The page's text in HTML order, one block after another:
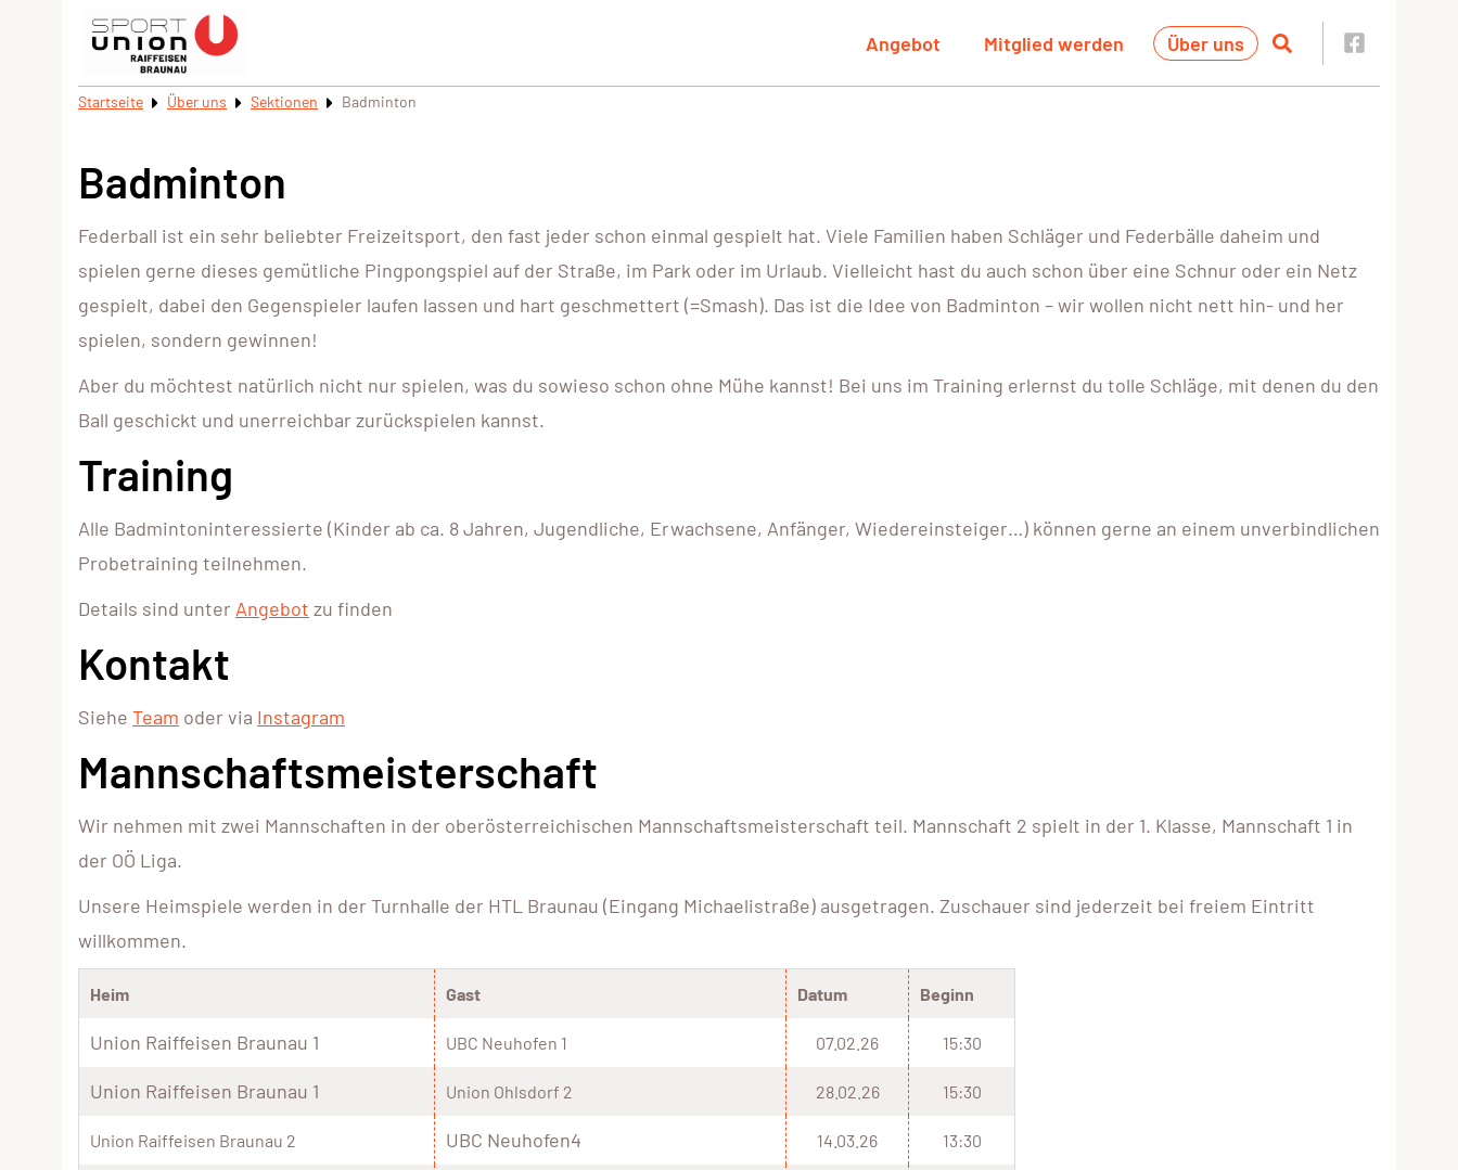
Angebot Mitglied werden Über uns
Startseite Über uns Sektionen Badminton
Badminton
Federball ist ein sehr beliebter Freizeitsport, den fast jeder schon einmal gespielt hat. Viele Familien haben Schläger und Federbälle daheim und
spielen gerne dieses gemütliche Pingpongspiel auf der Straße, im Park oder im Urlaub. Vielleicht hast du auch schon über eine Schnur oder ein Netz
gespielt, dabei den Gegenspieler laufen lassen und hart geschmettert (=Smash). Das ist die Idee von Badminton – wir wollen nicht nett hin- und her
spielen, sondern gewinnen!
Aber du möchtest natürlich nicht nur spielen, was du sowieso schon ohne Mühe kannst! Bei uns im Training erlernst du tolle Schläge, mit denen du den
Ball geschickt und unerreichbar zurückspielen kannst.
Training
Alle Badmintoninteressierte (Kinder ab ca. 8 Jahren, Jugendliche, Erwachsene, Anfänger, Wiedereinsteiger…) können gerne an einem unverbindlichen
Probetraining teilnehmen.
Details sind unter Angebot zu finden
Kontakt
Siehe Team oder via Instagram
Mannschaftsmeisterschaft
Wir nehmen mit zwei Mannschaften in der oberösterreichischen Mannschaftsmeisterschaft teil. Mannschaft 2 spielt in der 1. Klasse, Mannschaft 1 in
der OÖ Liga.
Unsere Heimspiele werden in der Turnhalle der HTL Braunau (Eingang Michaelistraße) ausgetragen. Zuschauer sind jederzeit bei freiem Eintritt
willkommen.
Heim Gast Datum Beginn
Union Raiffeisen Braunau 1 UBC Neuhofen 1 07.02.26 15:30
Union Raiffeisen Braunau 1 Union Ohlsdorf 2 28.02.26 15:30
Union Raiffeisen Braunau 2 UBC Neuhofen4 14.03.26 13:30